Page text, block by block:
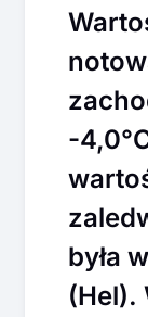
-
była
(Hel).